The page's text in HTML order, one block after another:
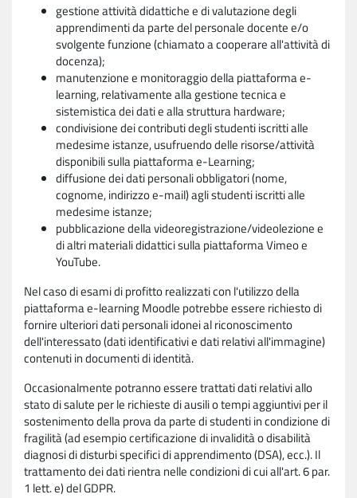
gestione attività didattiche e di valutazione degli
apprendimenti da parte del personale docente e/o
svolgente funzione (chiamato a cooperare all'attività di
docenza);
manutenzione e monitoraggio della piattaforma e-
learning, relativamente alla gestione tecnica e
sistemistica dei dati e alla struttura hardware;
condivisione dei contributi degli studenti iscritti alle
medesime istanze, usufruendo delle risorse/attività
disponibili sulla piattaforma e-Learning;
diffusione dei dati personali obbligatori (nome,
cognome, indirizzo e-mail) agli studenti iscritti alle
medesime istanze;
pubblicazione della videoregistrazione/videolezione e
di altri materiali didattici sulla piattaforma Vimeo e
YouTube.
Nel caso di esami di profitto realizzati con l'utilizzo della
piattaforma e-learning Moodle potrebbe essere richiesto di
fornire ulteriori dati personali idonei al riconoscimento
dell'interessato (dati identificativi e dati relativi all'immagine)
contenuti in documenti di identità.
Occasionalmente potranno essere trattati dati relativi allo
stato di salute per le richieste di ausili o tempi aggiuntivi per il
sostenimento della prova da parte di studenti in condizione di
fragilità (ad esempio certificazione di invalidità o disabilità
diagnosi di disturbi specifici di apprendimento (DSA), ecc.). Il
trattamento dei dati rientra nelle condizioni di cui all'art. 6 par.
1 lett. e) del GDPR.